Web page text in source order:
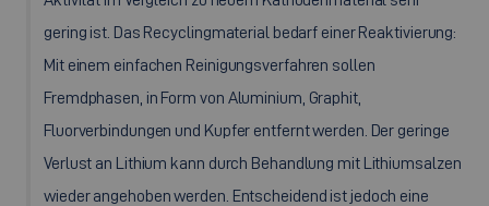
gering ist. Das Recyclingmaterial bedarf einer Reaktivierung:
Mit einem einfachen Reinigungsverfahren sollen
Fremdphasen, in Form von Aluminium, Graphit,
Fluorverbindungen und Kupfer entfernt werden. Der geringe
Verlust an Lithium kann durch Behandlung mit Lithiumsalzen
wieder angehoben werden. Entscheidend ist jedoch eine